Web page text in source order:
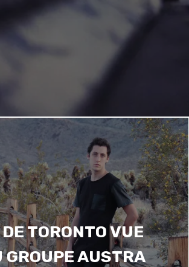
TORONTO VUE
GROUPE AUSTRA